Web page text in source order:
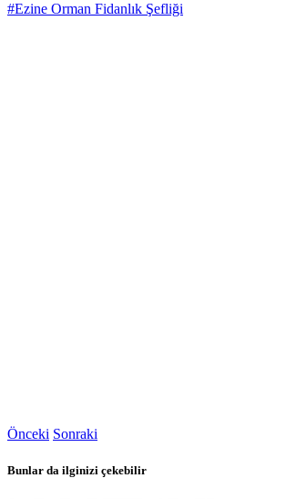
#Ezine Orman Fidanlık Şefliği
Önceki Sonraki
Bunlar da ilginizi çekebilir